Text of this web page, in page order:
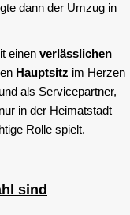
dann der Umzug in
einen verlässlichen
Hauptsitz im Herzen
als Servicepartner,
in der Heimatstadt
Rolle spielt.
sind